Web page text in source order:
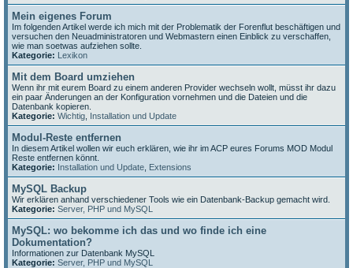
Mein eigenes Forum
Im folgenden Artikel werde ich mich mit der Problematik der Forenflut beschäftigen und
versuchen den Neuadministratoren und Webmastern einen Einblick zu verschaffen,
wie man soetwas aufziehen sollte.
Kategorie: Lexikon
Mit dem Board umziehen
Wenn ihr mit eurem Board zu einem anderen Provider wechseln wollt, müsst ihr dazu
ein paar Änderungen an der Konfiguration vornehmen und die Dateien und die
Datenbank kopieren.
Kategorie: Wichtig Installation und Update
Modul-Reste entfernen
In diesem Artikel wollen wir euch erklären, wie ihr im ACP eures Forums MOD Modul
Reste entfernen könnt.
Kategorie: Installation und Update Extensions
MySQL Backup
Wir erklären anhand verschiedener Tools wie ein Datenbank-Backup gemacht wird.
Kategorie: Server, PHP und MySQL
MySQL: wo bekomme ich das und wo finde ich eine
Dokumentation?
Informationen zur Datenbank MySQL
Kategorie: Server, PHP und MySQL